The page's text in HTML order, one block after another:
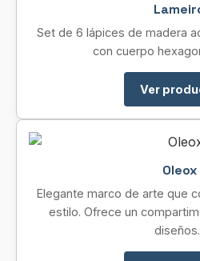
Set de 6 lápices de madera
con cuerpo
Ver
Oleox
Elegante marco de arte que
estilo. Ofrece un